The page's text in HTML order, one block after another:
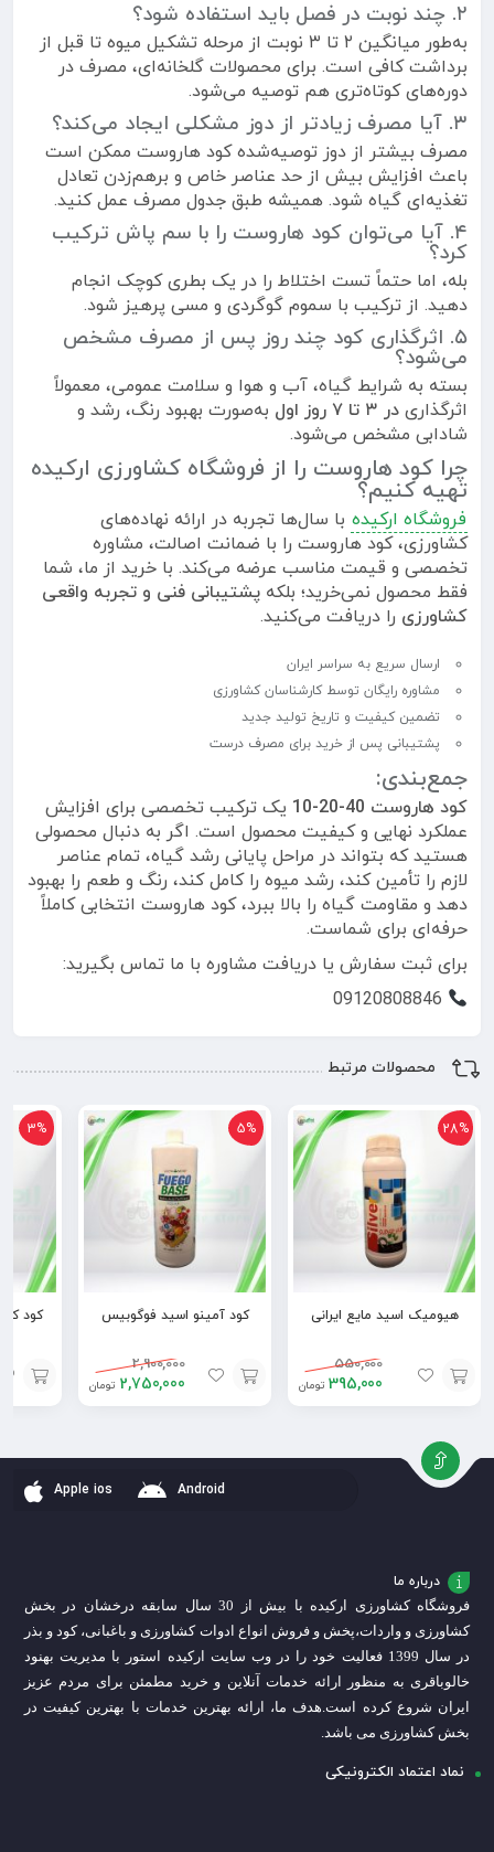
۲. چند نوبت در فصل باید استفاده شود؟
به‌طور میانگین ۲ تا ۳ نوبت از مرحله تشکیل میوه تا قبل از
برداشت کافی است. برای محصولات گلخانه‌ای، مصرف در
دوره‌های کوتاه‌تری هم توصیه می‌شود.
۳. آیا مصرف زیادتر از دوز مشکلی ایجاد می‌کند؟
مصرف بیشتر از دوز توصیه‌شده کود هاروست ممکن است
باعث افزایش بیش از حد عناصر خاص و برهم‌زدن تعادل
تغذیه‌ای گیاه شود. همیشه طبق جدول مصرف عمل کنید.
۴. آیا می‌توان کود هاروست را با سم پاش ترکیب
کرد؟
بله، اما حتماً تست اختلاط را در یک بطری کوچک انجام
دهید. از ترکیب با سموم گوگردی و مسی پرهیز شود.
۵. اثرگذاری کود چند روز پس از مصرف مشخص
می‌شود؟
بسته به شرایط گیاه، آب و هوا و سلامت عمومی، معمولاً
اثرگذاری در ۳ تا ۷ روز اول
به‌صورت بهبود رنگ، رشد و
شادابی مشخص می‌شود.
چرا کود هاروست را از فروشگاه کشاورزی ارکیده
تهیه کنیم؟
فروشگاه ارکیده با سال‌ها تجربه در ارائه نهاده‌های
کشاورزی، کود هاروست را با ضمانت اصالت، مشاوره
تخصصی و قیمت مناسب عرضه می‌کند. با خرید از ما، شما
فقط محصول نمی‌خرید؛ بلکه پشتیبانی فنی و تجربه واقعی
کشاورزی را دریافت می‌کنید.
ارسال سریع به سراسر ایران
مشاوره رایگان توسط کارشناسان کشاورزی
تضمین کیفیت و تاریخ تولید جدید
پشتیبانی پس از خرید برای مصرف درست
جمع‌بندی:
کود هاروست 40-20-10
یک ترکیب تخصصی برای افزایش
عملکرد نهایی و کیفیت محصول است. اگر به دنبال محصولی
هستید که بتواند در مراحل پایانی رشد گیاه، تمام عناصر
لازم را تأمین کند، رشد میوه را کامل کند، رنگ و طعم را بهبود
دهد و مقاومت گیاه را بالا ببرد، کود هاروست انتخابی کاملاً
حرفه‌ای برای شماست.
برای ثبت سفارش یا دریافت مشاوره با ما تماس بگیرید:
محصولات مرتبط
28%
هیومیک اسید مایع ایرانی
550,000
395,000 تومان
افزودن
به
سبد
5%
کود آمینو اسید فوگوبیس
2,900,000
2,750,000 تومان
افزودن
3%
افزودن
سبد
Apple ios Android
درباره ما
فروشگاه کشاورزی ارکیده با بیش از 30 سال سابقه درخشان در بخش
کشاورزی و واردات،پخش و فروش انواع ادوات کشاورزی و باغبانی، کود و بذر
در سال 1399 فعالیت خود را در وب سایت ارکیده استور با مدیریت بهنود
خالوباقری به منظور ارائه خدمات آنلاین و خرید مطمئن برای مردم عزیز
ایران شروع کرده است.هدف ما، ارائه بهترین خدمات با بهترین کیفیت در
بخش کشاورزی می باشد.
نماد اعتماد الکترونیکی